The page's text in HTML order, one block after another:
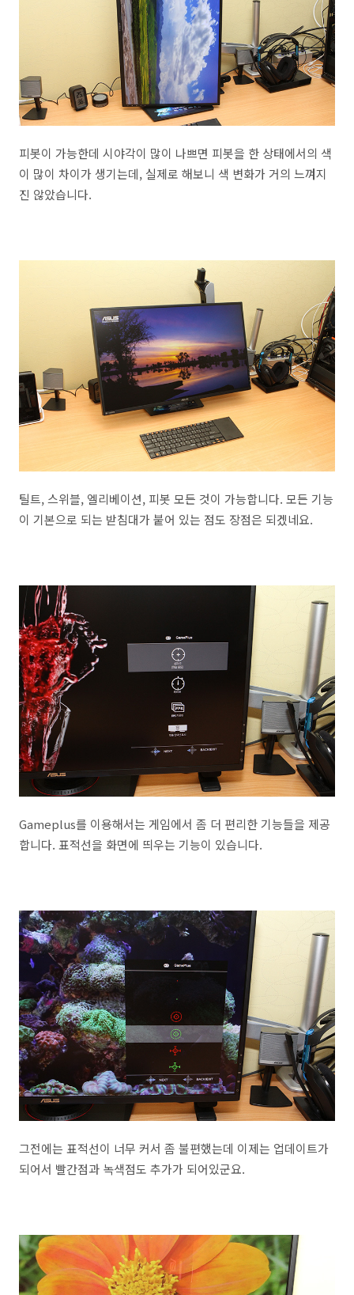
피봇이 가능한데 시야각이 많이 나쁘면 피봇을 한 상태에서의 색
이 많이 차이가 생기는데, 실제로 해보니 색 변화가 거의 느껴지
진 않았습니다.
틸트, 스위블, 엘리베이션, 피봇 모든 것이 가능합니다. 모든 기능
이 기본으로 되는 받침대가 붙어 있는 점도 장점은 되겠네요.
Gameplus를 이용해서는 게임에서 좀 더 편리한 기능들을 제공
합니다. 표적선을 화면에 띄우는 기능이 있습니다.
그전에는 표적선이 너무 커서 좀 불편했는데 이제는 업데이트가
되어서 빨간점과 녹색점도 추가가 되어있군요.